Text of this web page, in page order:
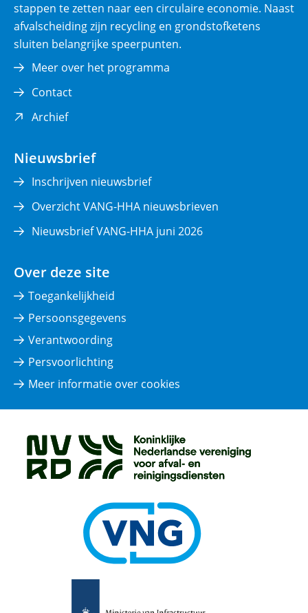
stappen te zetten naar een circulaire economie. Naast
afvalscheiding zijn recycling en grondstofketens
sluiten belangrijke speerpunten.
Meer over het programma
Contact
Archief(opent
nieuw
Nieuwsbrief
Inschrijven nieuwsbrief
Overzicht VANG-HHA nieuwsbrieven
Nieuwsbrief VANG-HHA juni 2026
Over deze site
Toegankelijkheid
Persoonsgegevens
Verantwoording
Persvoorlichting
Meer informatie over cookies